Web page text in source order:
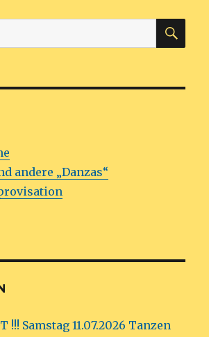
andere „Danzas“
!!! Samstag 11.07.2026 Tanzen